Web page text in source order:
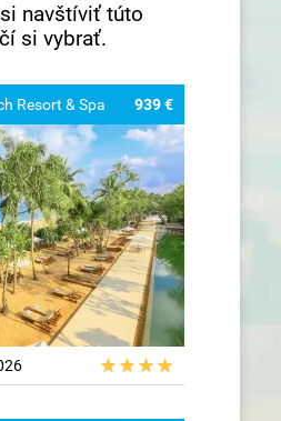
navštíviť túto
si vybrať.
Resort & Spa 939 €